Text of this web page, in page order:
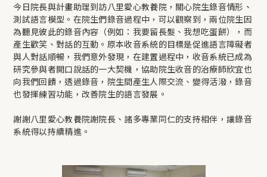
今日院長與計畫助理到訪八里愛心教養院，關心院生錄音情形、
測試語言模型。在院生們錄音過程中，可以觀察到，兩位院生因
為聽見彼此的錄音內容（例如：我要留長髮、我想吃蛋餅），而
產生歡笑、對話的互動。原本收音系統的目標是促進語言障礙者
與人對話順暢，我們意外發現，在建置過程中，收音系統已成為
研究參與者開口說話的一大契機，協助院生收音的治療師欣宜也
向我們回饋，透過錄音，院生間產生人際交流、變得活潑，錄音
也發揮練習功能，改善院生的語言發展。
謝謝八里愛心教養院謝院長、諸多專業同仁的支持相伴，讓錄音
系統得以持續精進。